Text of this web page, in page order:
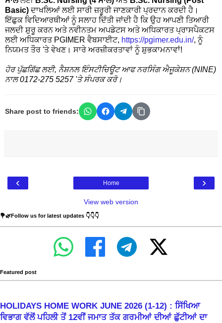
Basic)ਦਾਖਲਿਆਂ ਲਈ ਸਾਰੀ ਜ਼ਰੂਰੀ ਜਾਣਕਾਰੀ ਪ੍ਰਦਾਨ ਕਰਦੀ ਹੈ।
ਇੱਛੁਕ ਵਿਦਿਆਰਥੀਆਂ ਨੂੰ ਸਲਾਹ ਦਿੱਤੀ ਜਾਂਦੀ ਹੈ ਕਿ ਉਹ ਆਪਣੀ ਤਿਆਰੀ
ਜਲਦੀ ਸ਼ੁਰੂ ਕਰਨ ਅਤੇ ਨਵੀਨਤਮ ਅਪਡੇਟਸ ਅਤੇ ਅਧਿਕਾਰਤ ਪ੍ਰਾਸਪੈਕਟਸ
ਲਈ ਅਧਿਕਾਰਤ PGIMER ਵੈਬਸਾਈਟ, https://pgimer.edu.in/, ਨੂੰ
ਨਿਯਮਤ ਤੌਰ 'ਤੇ ਵੇਖਣ। ਸਾਰੇ ਅਰਜ਼ੀਕਰਤਾਵਾਂ ਨੂੰ ਸ਼ੁਭਕਾਮਨਾਵਾਂ!
ਹੋਰ ਪੁੱਛਗਿੱਛ ਲਈ, ਨੈਸ਼ਨਲ ਇੰਸਟੀਚਿਊਟ ਆਫ ਨਰਸਿੰਗ ਐਜੂਕੇਸ਼ਨ (NINE)
ਨਾਲ 0172-275 5257 'ਤੇ ਸੰਪਰਕ ਕਰੋ।
Share post to friends:
‹ ›
Home
View web version
💐🌿Follow us for latest updates 👇👇👇
Featured post
HOLIDAYS HOME WORK JUNE 2026 (1-12) : ਸਿੱਖਿਆ
ਵਿਭਾਗ ਵੱਲੋਂ ਪਹਿਲੀ ਤੋਂ 12ਵੀਂ ਜਮਾਤ ਤੱਕ ਗਰਮੀਆਂ ਦੀਆਂ ਛੁੱਟੀਆਂ ਦਾ